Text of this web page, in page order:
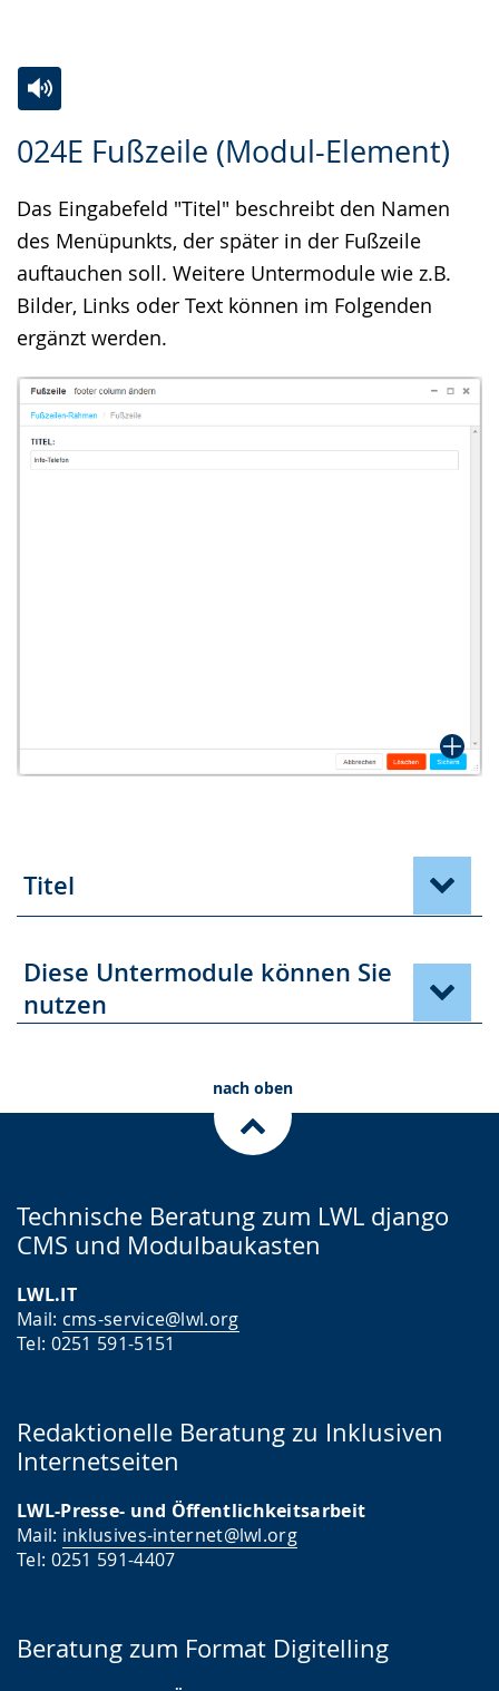
024E Fußzeile (Modul-Element)
Das Eingabefeld "Titel" beschreibt den Namen
des Menüpunkts, der später in der Fußzeile
auftauchen soll. Weitere Untermodule wie z.B.
Bilder, Links oder Text können im Folgenden
ergänzt werden.
Leichten
wechseln.
Audio-
Video
Deutscher
Gebärdensprache
wird
angezeigt.
Titel
Diese Untermodule können Sie
nutzen
nach oben
Technische Beratung zum LWL django
CMS und Modulbaukasten
LWL.IT
Mail: cms-service@lwl.org
Tel: 0251 591-5151
Redaktionelle Beratung zu Inklusiven
Internetseiten
LWL-Presse- und Öffentlichkeitsarbeit
Mail: inklusives-internet@lwl.org
Tel: 0251 591-4407
Beratung zum Format Digitelling